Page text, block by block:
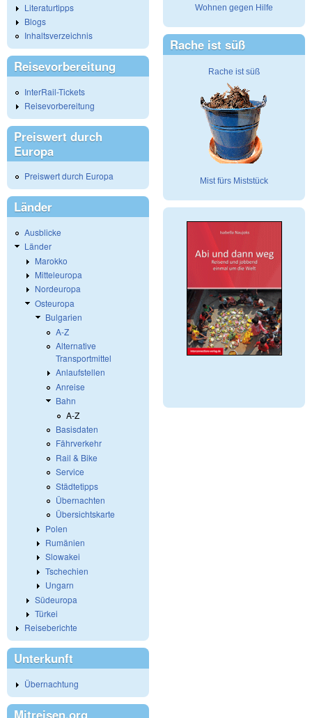
Literaturtipps
Blogs
Inhaltsverzeichnis
Reisevorbereitung
InterRail-Tickets
Reisevorbereitung
Preiswert durch
Europa
Preiswert durch Europa
Länder
Ausblicke
Länder
Marokko
Mitteleuropa
Nordeuropa
Osteuropa
Bulgarien
A-Z
Alternative
Transportmittel
Anlaufstellen
Anreise
Bahn
A-Z
Basisdaten
Fährverkehr
Rail & Bike
Service
Städtetipps
Übernachten
Übersichtskarte
Polen
Rumänien
Slowakei
Tschechien
Ungarn
Südeuropa
Türkei
Reiseberichte
Unterkunft
Übernachtung
Mitreisen.org
Wohnen gegen Hilfe
Rache ist süß
Rache ist süß
Mist fürs Miststück